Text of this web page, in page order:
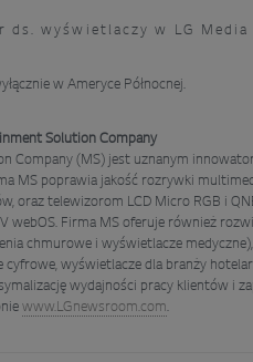
ds. wyświetlaczy w LG
w Ameryce Północnej.
Solution Company
Company (MS) jest uznanym
MS poprawia jakość rozrywki
oraz telewizorom LCD Micro RGB i
webOS. Firma MS oferuje również
chmurowe i wyświetlacze
cyfrowe, wyświetlacze dla branży
wydajności pracy klientów i
www.LGnewsroom.com.